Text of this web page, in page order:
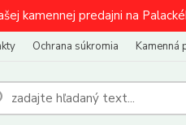
kamennej predajni na
Ochrana súkromia Kamenná